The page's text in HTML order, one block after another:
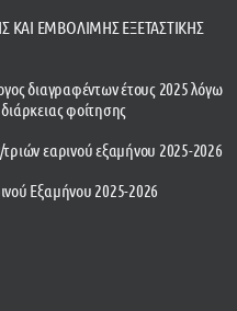
ΚΑΙ ΕΜΒΟΛΙΜΗΣ ΕΞΕΤΑΣΤΙΚΗΣ
διαγραφέντων έτους 2025 λόγω
φοίτησης
εαρινού εξαμήνου 2025-2026
Εξαμήνου 2025-2026